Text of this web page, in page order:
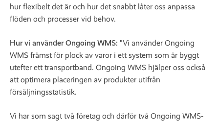
hur flexibelt det är och hur det snabbt låter oss anpassa
flöden och processer vid behov.
Hur vi använder Ongoing WMS: "Vi använder Ongoing
WMS främst för plock av varor i ett system som är byggt
utefter ett transportband. Ongoing WMS hjälper oss också
att optimera placeringen av produkter utifrån
försäljningsstatistik.
Vi har som sagt två företag och därför två Ongoing WMS-